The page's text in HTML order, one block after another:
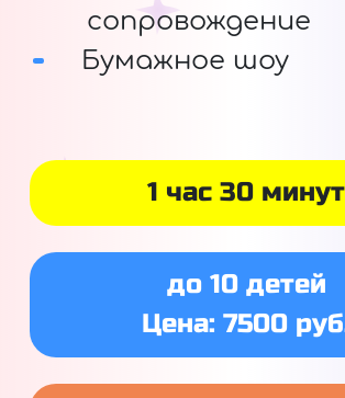
сопровождение
Бумажное шоу
1 час 30 минут
до 10 детей
Цена: 7500